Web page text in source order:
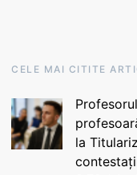
CELE MAI CITITE
la